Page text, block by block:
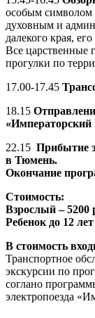
особым символом
духовным и
далекого края,
Все царственные
прогулки по
17.00-17.45
18.15
22.15 Прибытие
в Тюмень.
Окончание
Стоимость:
Взрослый – 5200
Ребенок до 12
В стоимость
Транспортное
экскурсии по
соглано
электропоезда